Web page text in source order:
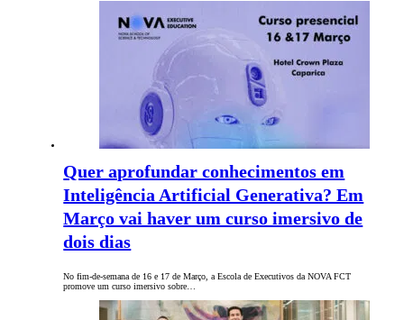
Quer aprofundar conhecimentos em
Inteligência Artificial Generativa? Em
Março vai haver um curso imersivo de
dois dias
No fim-de-semana de 16 e 17 de Março, a Escola de Executivos da NOVA FCT
promove um curso imersivo sobre…